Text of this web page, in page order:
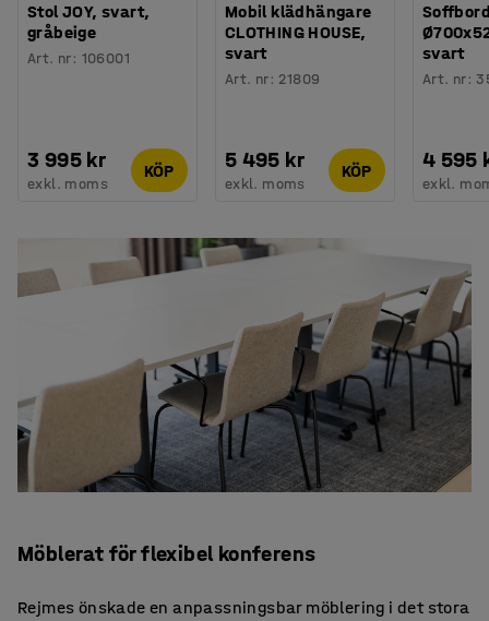
Stol JOY, svart,
gråbeige
Art. nr: 106001
3 995 kr
exkl. moms
KÖP
Mobil klädhängare
CLOTHING HOUSE,
svart
Art. nr: 21809
5 495 kr
exkl. moms
KÖP
svart
Art. nr:
4 595
exkl.
Möblerat för flexibel konferens
Rejmes önskade en anpassningsbar möblering i det stora